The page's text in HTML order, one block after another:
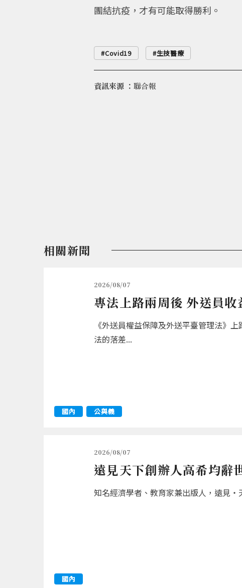
團結抗疫，才有可能取得勝利。
Covid19 生技醫療
資訊來源 ： 聯合報
相關新聞
2026/08/07
專法上路兩周後 外送員收
《外送員權益保障及外送平臺管理法》
法的落差...
國內 公與義
2026/08/07
遠見天下創辦人高希均辭
知名經濟學者、教育家兼出版人，遠見
國內